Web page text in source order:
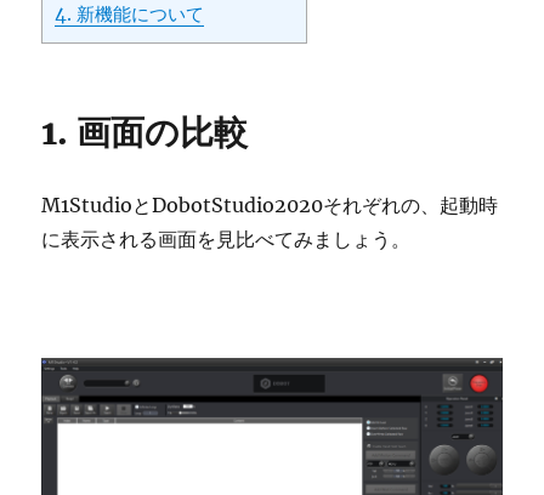
4. 新機能について
1. 画面の比較
M1StudioとDobotStudio2020それぞれの、起動時
に表示される画面を見比べてみましょう。